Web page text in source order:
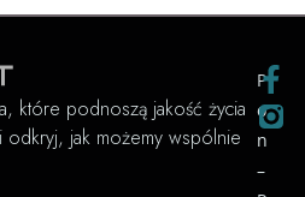
które podnoszą jakość życia
odkryj, jak możemy wspólnie
P
o
n
–